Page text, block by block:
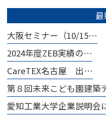
大阪セミナー（10/15…
2024年度ZEB実績の…
CareTEX名古屋 出…
第８回未来こども園建
愛知工業大学企業説明